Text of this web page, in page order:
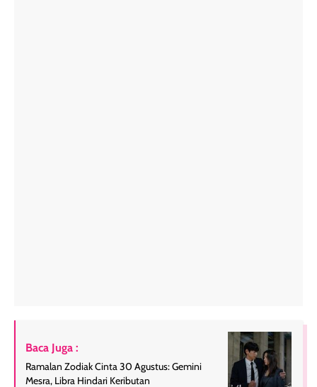
Baca Juga :
Ramalan Zodiak Cinta 30 Agustus: Gemini
Mesra, Libra Hindari Keributan